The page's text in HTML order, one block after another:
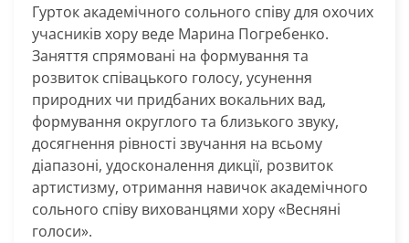
Гурток академічного сольного співу для охочих
учасників хору веде Марина Погребенко.
Заняття спрямовані на формування та
розвиток співацького голосу, усунення
природних чи придбаних вокальних вад,
формування округлого та близького звуку,
досягнення рівності звучання на всьому
діапазоні, удосконалення дикції, розвиток
артистизму, отримання навичок академічного
сольного співу вихованцями хору «Весняні
голоси».